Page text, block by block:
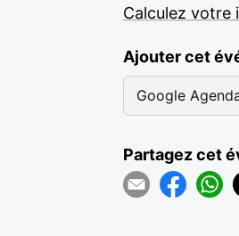
Calculez votre
Ajouter cet
Google
Partagez cet